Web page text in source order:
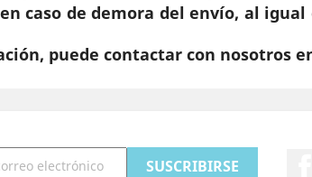
caso de demora del envío, al
puede contactar con nosotros